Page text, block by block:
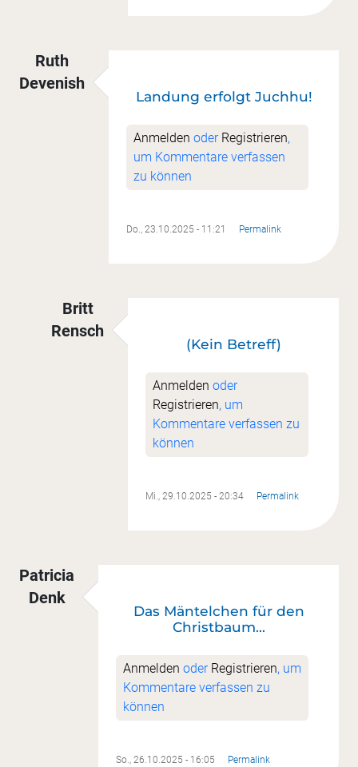
Ruth
Devenish
Landung erfolgt Juchhu!
Anmelden oder Registrieren,
um Kommentare verfassen
zu können
Do., 23.10.2025 - 11:21 Permalink
Britt
Rensch
Landung erfolgt Juchhu!
(Kein Betreff)
Anmelden oder
Registrieren, um
Kommentare verfassen zu
können
Mi., 29.10.2025 - 20:34 Permalink
Patricia
Denk
Das Mäntelchen für den
Christbaum...
Anmelden oder Registrieren, um
Kommentare verfassen zu
können
So., 26.10.2025 - 16:05 Permalink